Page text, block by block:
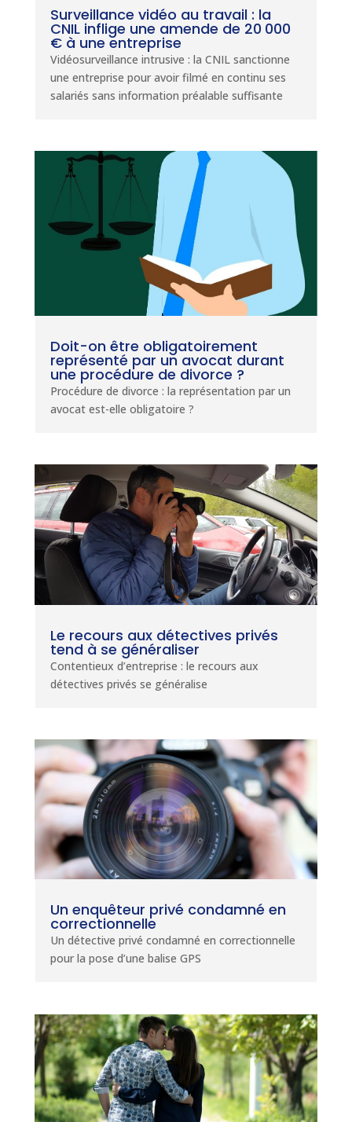
Surveillance vidéo au travail : la
CNIL inflige une amende de 20 000
€ à une entreprise
Vidéosurveillance intrusive : la CNIL sanctionne
une entreprise pour avoir filmé en continu ses
salariés sans information préalable suffisante
Doit-on être obligatoirement
représenté par un avocat durant
une procédure de divorce ?
Procédure de divorce : la représentation par un
avocat est-elle obligatoire ?
Le recours aux détectives privés
tend à se généraliser
Contentieux d’entreprise : le recours aux
détectives privés se généralise
Un enquêteur privé condamné en
correctionnelle
Un détective privé condamné en correctionnelle
pour la pose d’une balise GPS